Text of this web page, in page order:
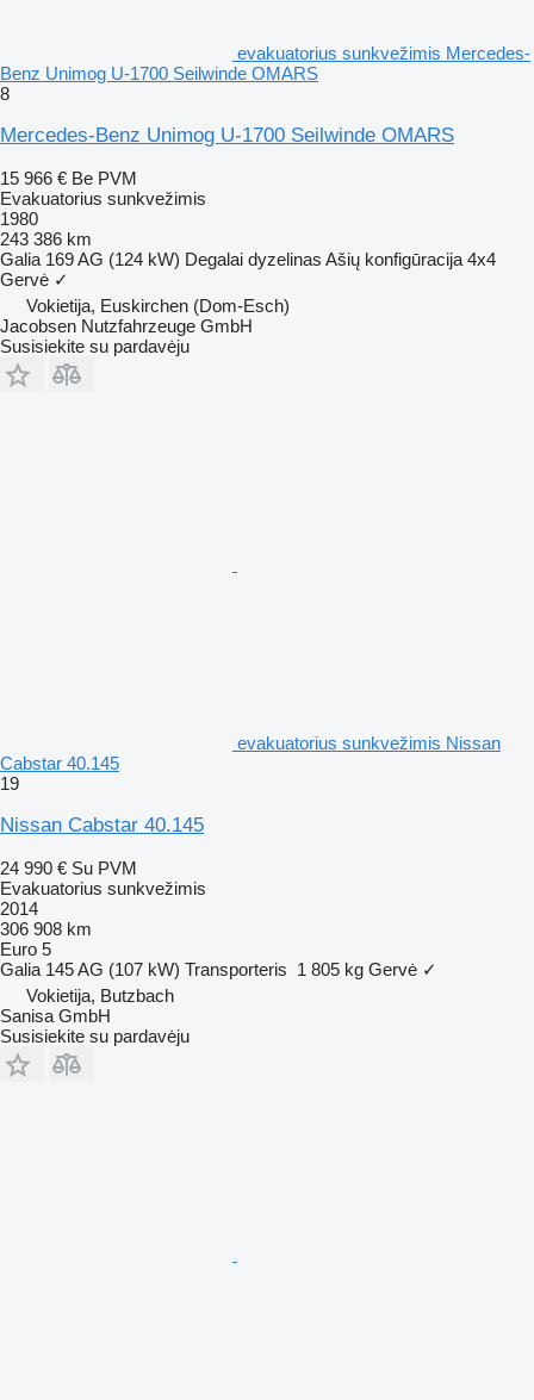
evakuatorius sunkvežimis Mercedes-
Benz Unimog U-1700 Seilwinde OMARS
8
Mercedes-Benz Unimog U-1700 Seilwinde OMARS
15 966 € Be PVM
Evakuatorius sunkvežimis
1980
243 386 km
Galia 169 AG (124 kW) Degalai dyzelinas Ašių konfigūracija 4x4
Gervė ✓
Vokietija, Euskirchen (Dom-Esch)
Jacobsen Nutzfahrzeuge GmbH
Susisiekite su pardavėju
evakuatorius sunkvežimis Nissan
Cabstar 40.145
19
Nissan Cabstar 40.145
24 990 € Su PVM
Evakuatorius sunkvežimis
2014
306 908 km
Euro 5
Galia 145 AG (107 kW) Transporteris 1 805 kg Gervė ✓
Vokietija, Butzbach
Sanisa GmbH
Susisiekite su pardavėju